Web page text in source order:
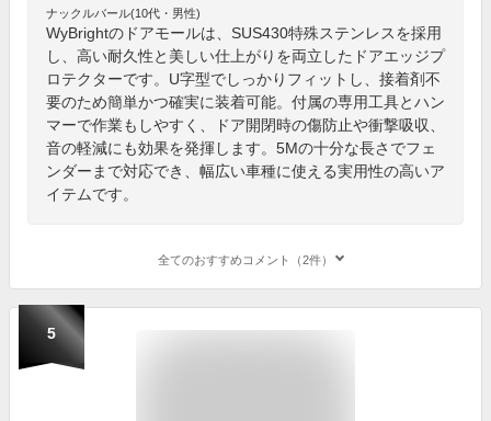
ナックルバール(10代・男性)
WyBrightのドアモールは、SUS430特殊ステンレスを採用
し、高い耐久性と美しい仕上がりを両立したドアエッジプ
ロテクターです。U字型でしっかりフィットし、接着剤不
要のため簡単かつ確実に装着可能。付属の専用工具とハン
マーで作業もしやすく、ドア開閉時の傷防止や衝撃吸収、
音の軽減にも効果を発揮します。5Mの十分な長さでフェ
ンダーまで対応でき、幅広い車種に使える実用性の高いア
イテムです。
全てのおすすめコメント（2件）
5